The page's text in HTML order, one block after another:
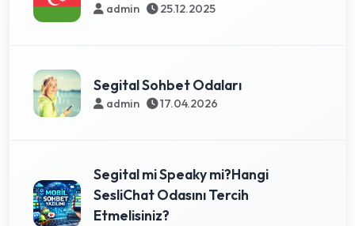
admin 25.12.2025
Segital Sohbet Odaları
admin 17.04.2026
Segital mi Speaky mi?Hangi
SesliChat Odasını Tercih
Etmelisiniz?